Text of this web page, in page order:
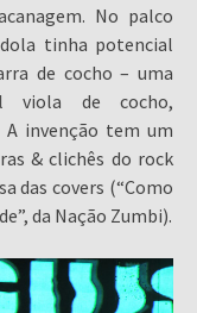
No palco
tinha potencial
de cocho – uma
viola de cocho,
invenção tem um
& clichês do rock
das covers (“Como
da Nação Zumbi).